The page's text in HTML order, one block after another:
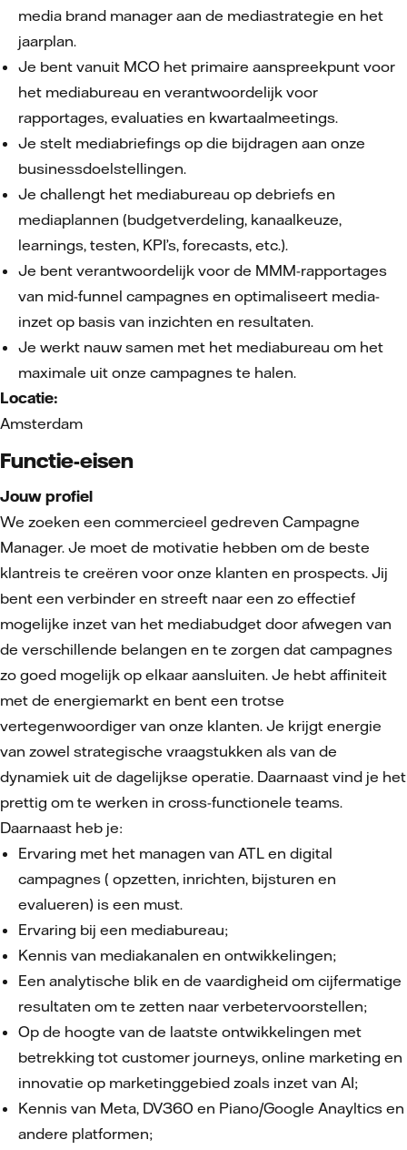
media brand manager aan de mediastrategie en het
jaarplan.
Je bent vanuit MCO het primaire aanspreekpunt voor
het mediabureau en verantwoordelijk voor
rapportages, evaluaties en kwartaalmeetings.
Je stelt mediabriefings op die bijdragen aan onze
businessdoelstellingen.
Je challengt het mediabureau op debriefs en
mediaplannen (budgetverdeling, kanaalkeuze,
learnings, testen, KPI’s, forecasts, etc.).
Je bent verantwoordelijk voor de MMM-rapportages
van mid-funnel campagnes en optimaliseert media-
inzet op basis van inzichten en resultaten.
Je werkt nauw samen met het mediabureau om het
maximale uit onze campagnes te halen.
Locatie:
Amsterdam
Functie-eisen
Jouw profiel
We zoeken een commercieel gedreven Campagne
Manager. Je moet de motivatie hebben om de beste
klantreis te creëren voor onze klanten en prospects. Jij
bent een verbinder en streeft naar een zo effectief
mogelijke inzet van het mediabudget door afwegen van
de verschillende belangen en te zorgen dat campagnes
zo goed mogelijk op elkaar aansluiten. Je hebt affiniteit
met de energiemarkt en bent een trotse
vertegenwoordiger van onze klanten. Je krijgt energie
van zowel strategische vraagstukken als van de
dynamiek uit de dagelijkse operatie. Daarnaast vind je het
prettig om te werken in cross-functionele teams.
Daarnaast heb je:
Ervaring met het managen van ATL en digital
campagnes ( opzetten, inrichten, bijsturen en
evalueren) is een must.
Ervaring bij een mediabureau;
Kennis van mediakanalen en ontwikkelingen;
Een analytische blik en de vaardigheid om cijfermatige
resultaten om te zetten naar verbetervoorstellen;
Op de hoogte van de laatste ontwikkelingen met
betrekking tot customer journeys, online marketing en
innovatie op marketinggebied zoals inzet van AI;
Kennis van Meta, DV360 en Piano/Google Anayltics en
andere platformen;